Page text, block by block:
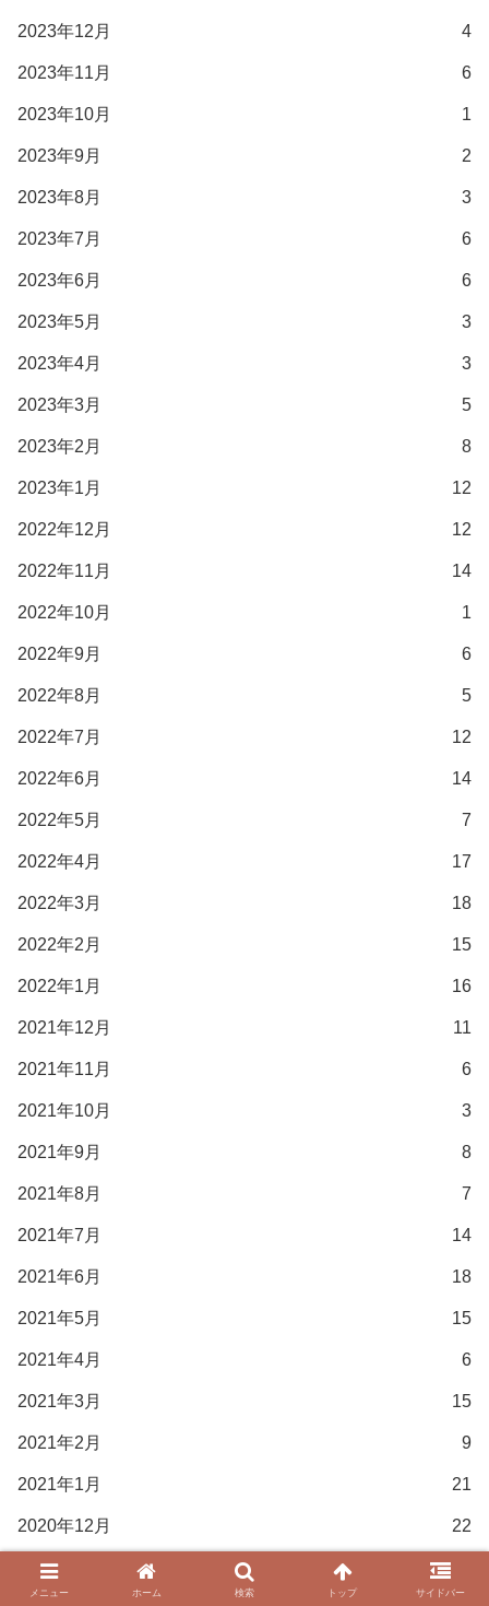
2023年12月 4
2023年11月 6
2023年10月 1
2023年9月 2
2023年8月 3
2023年7月 6
2023年6月 6
2023年5月 3
2023年4月 3
2023年3月 5
2023年2月 8
2023年1月 12
2022年12月 12
2022年11月 14
2022年10月 1
2022年9月 6
2022年8月 5
2022年7月 12
2022年6月 14
2022年5月 7
2022年4月 17
2022年3月 18
2022年2月 15
2022年1月 16
2021年12月 11
2021年11月 6
2021年10月 3
2021年9月 8
2021年8月 7
2021年7月 14
2021年6月 18
2021年5月 15
2021年4月 6
2021年3月 15
2021年2月 9
2021年1月 21
2020年12月 22
2020年11月
メニュー ホーム 検索 トップ サイドバー